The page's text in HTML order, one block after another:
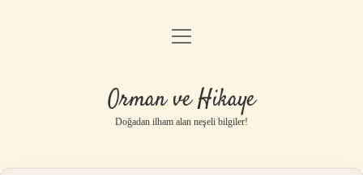
Anasayfa
Yasal Uyarı
menüyü
Orman ve Hikaye
Doğadan ilham alan neşeli bilgiler!